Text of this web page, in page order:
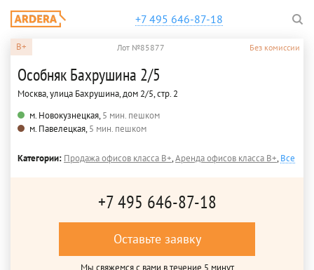
+7 495 646-87-18
B+ Лот №85877 Без комиссии
Особняк Бахрушина 2/5
Москва, улица Бахрушина, дом 2/5, стр. 2
м. Новокузнецкая,5 мин. пешком
м. Павелецкая,5 мин. пешком
Категории: Продажа офисов класса B+,Аренда офисов класса B+,Все
+7 495 646-87-18
Оставьте заявку
Мы свяжемся с вами в течение 5 минут